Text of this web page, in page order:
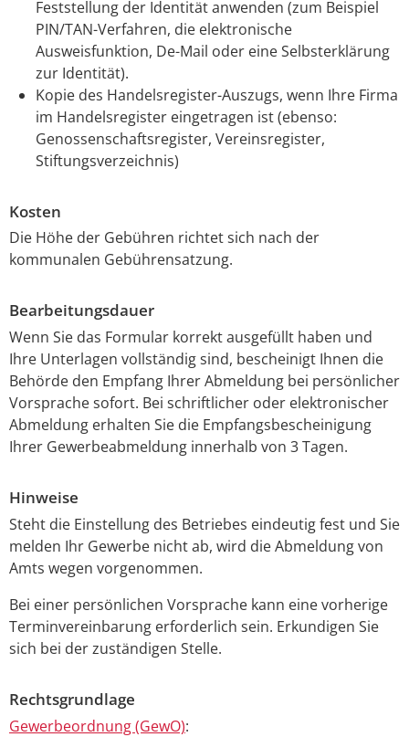
Feststellung der Identität anwenden (zum Beispiel
PIN/TAN-Verfahren, die elektronische
Ausweisfunktion, De-Mail oder eine Selbsterklärung
zur Identität).
Kopie des Handelsregister-Auszugs, wenn Ihre Firma
im Handelsregister eingetragen ist (ebenso:
Genossenschaftsregister, Vereinsregister,
Stiftungsverzeichnis)
Kosten
Die Höhe der Gebühren richtet sich nach der
kommunalen Gebührensatzung.
Bearbeitungsdauer
Wenn Sie das Formular korrekt ausgefüllt haben und
Ihre Unterlagen vollständig sind, bescheinigt Ihnen die
Behörde den Empfang Ihrer Abmeldung bei persönlicher
Vorsprache sofort. Bei schriftlicher oder elektronischer
Abmeldung erhalten Sie die Empfangsbescheinigung
Ihrer Gewerbeabmeldung innerhalb von 3 Tagen.
Hinweise
Steht die Einstellung des Betriebes eindeutig fest und Sie
melden Ihr Gewerbe nicht ab, wird die Abmeldung von
Amts wegen vorgenommen.
Bei einer persönlichen Vorsprache kann eine vorherige
Terminvereinbarung erforderlich sein. Erkundigen Sie
sich bei der zuständigen Stelle.
Rechtsgrundlage
Gewerbeordnung (GewO):